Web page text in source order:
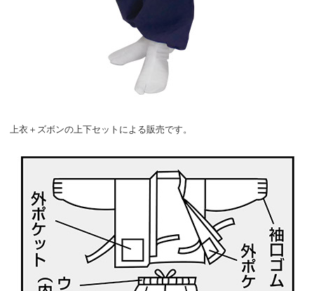
上衣＋ズボンの上下セットによる販売です。